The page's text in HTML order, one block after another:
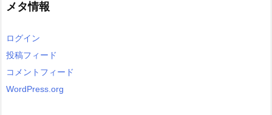
メタ情報
ログイン
投稿フィード
コメントフィード
WordPress.org